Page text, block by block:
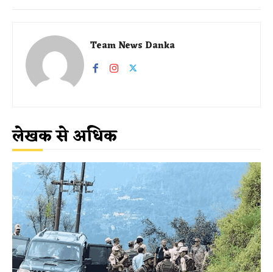
Team News Danka
लेखक से अधिक